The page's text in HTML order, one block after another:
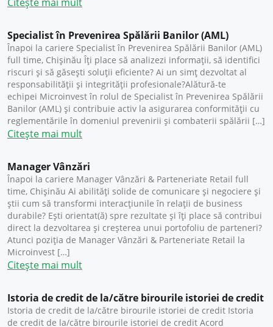
Specialist în Prevenirea Spălării Banilor (AML)
Înapoi la cariere Specialist în Prevenirea Spălării Banilor (AML)
full time, Chișinău Îți place să analizezi informații, să identifici
riscuri și să găsești soluții eficiente? Ai un simț dezvoltat al
responsabilității și integrității profesionale?Alătură-te
echipei Microinvest în rolul de Specialist în Prevenirea Spălării
Banilor (AML) și contribuie activ la asigurarea conformității cu
reglementările în domeniul prevenirii și combaterii spălării […]
Citește mai mult
Manager Vânzări
Înapoi la cariere Manager Vânzări & Parteneriate Retail full
time, Chișinău Ai abilități solide de comunicare și negociere și
știi cum să transformi interacțiunile în relații de business
durabile? Ești orientat(ă) spre rezultate și îți place să contribui
direct la dezvoltarea și creșterea unui portofoliu de parteneri?
Atunci poziția de Manager Vânzări & Parteneriate Retail la
Microinvest […]
Citește mai mult
Istoria de credit de la/către birourile istoriei de credit
Istoria de credit de la/către birourile istoriei de credit Istoria
de credit de la/către birourile istoriei de credit Acord